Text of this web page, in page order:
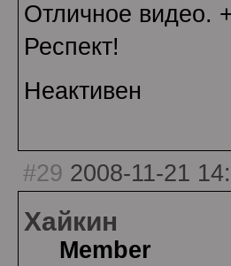
Отличное видео.
Респект!
Неактивен
#29 2008-11-21
Хайкин
Member